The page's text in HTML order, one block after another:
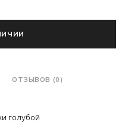
ОТЗЫВОВ (0)
голубой